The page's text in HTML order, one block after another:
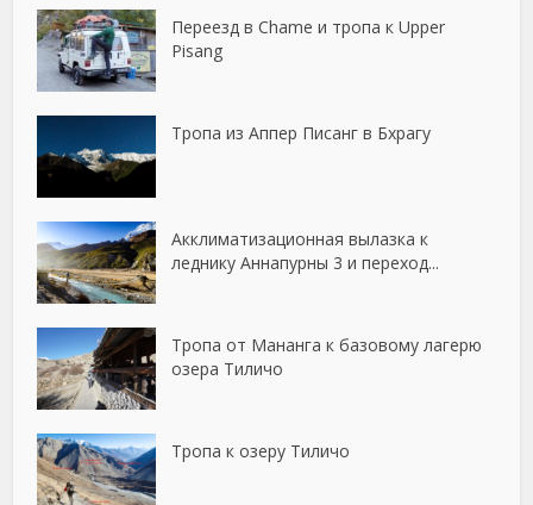
Переезд в Chame и тропа к Upper
Pisang
Тропа из Аппер Писанг в Бхрагу
Акклиматизационная вылазка к
леднику Аннапурны 3 и переход...
Тропа от Мананга к базовому лагерю
озера Тиличо
Тропа к озеру Тиличо